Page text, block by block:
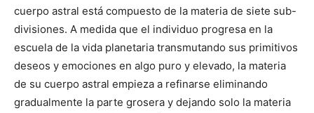
cuerpo astral está compuesto de la materia de siete sub-
divisiones. A medida que el individuo progresa en la
escuela de la vida planetaria transmutando sus primitivos
deseos y emociones en algo puro y elevado, la materia
de su cuerpo astral empieza a refinarse eliminando
gradualmente la parte grosera y dejando solo la materia